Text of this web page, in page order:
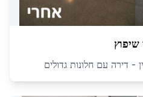
שיפוץ
- דירה עם חלונות גדולים